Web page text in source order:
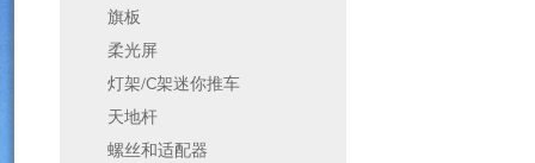
旗板
柔光屏
灯架/C架迷你推车
天地杆
螺丝和适配器